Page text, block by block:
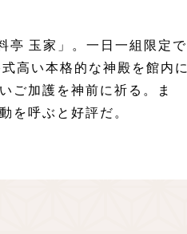
亭 玉家」。一日一組限定で
高い本格的な神殿を館内に
ご加護を神前に祈る。ま
を呼ぶと好評だ。